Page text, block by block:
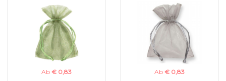
Ab € 0,83
Ab € 0,83